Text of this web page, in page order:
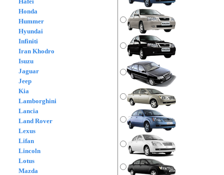
Honda
Hummer
Hyundai
Infiniti
Iran Khodro
Isuzu
Jaguar
Jeep
Kia
Lamborghini
Lancia
Land Rover
Lexus
Lifan
Lincoln
Lotus
Mazda